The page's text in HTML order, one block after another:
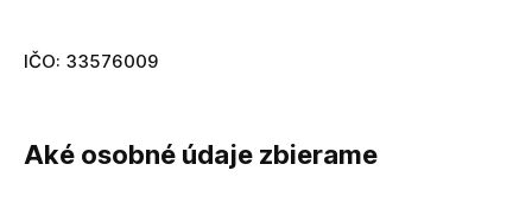
IČO: 33576009
Aké osobné údaje zbierame